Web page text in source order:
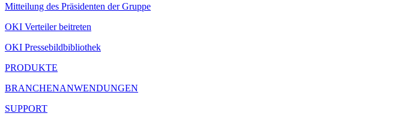
Mitteilung des Präsidenten der Gruppe
OKI Verteiler beitreten
OKI Pressebildbibliothek
PRODUKTE
BRANCHENANWENDUNGEN
SUPPORT